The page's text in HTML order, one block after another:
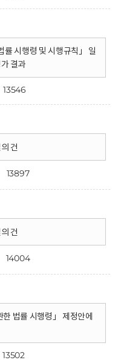
률 시행령 및 시행규칙」 일
결과
13546
건
13897
건
14004
한 법률 시행령」 제정안에
13502